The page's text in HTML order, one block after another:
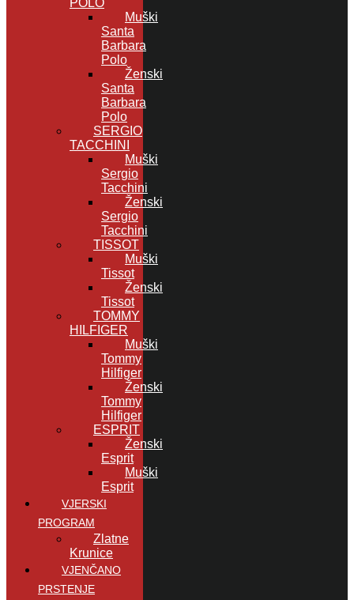
Muški
Santa
Barbara
Polo
Ženski
Santa
Barbara
Polo
SERGIO
TACCHINI
Muški
Sergio
Tacchini
Ženski
Sergio
Tacchini
TISSOT
Muški
Tissot
Ženski
Tissot
TOMMY
HILFIGER
Muški
Tommy
Hilfiger
Ženski
Tommy
Hilfiger
ESPRIT
Ženski
Esprit
Muški
Esprit
VJERSKI
PROGRAM
Zlatne
Krunice
VJENČANO
PRSTENJE